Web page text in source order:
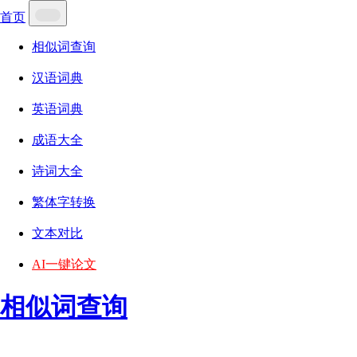
首页
相似词查询
汉语词典
英语词典
成语大全
诗词大全
繁体字转换
文本对比
AI一键论文
相似词查询